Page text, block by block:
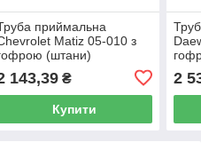
приймальна
Matiz 05-010 з
(штани)
143,39₴
Купити
2